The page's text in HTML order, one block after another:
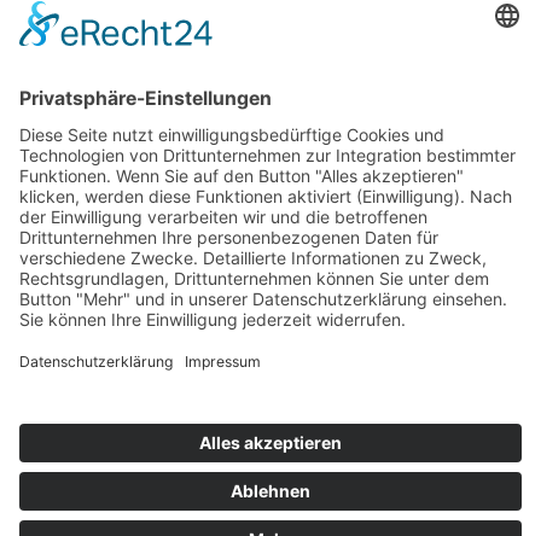
© 2026 Walter Stuber -Impressum Datenschutz
Gemeinhardt Service - Mutmacher.jetzt
Bewertungen auf ProvenExpert.com